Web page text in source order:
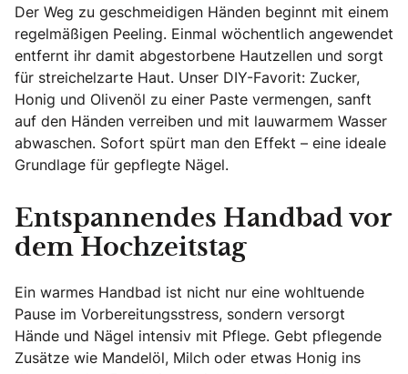
Der Weg zu geschmeidigen Händen beginnt mit einem
regelmäßigen Peeling. Einmal wöchentlich angewendet
entfernt ihr damit abgestorbene Hautzellen und sorgt
für streichelzarte Haut. Unser DIY-Favorit: Zucker,
Honig und Olivenöl zu einer Paste vermengen, sanft
auf den Händen verreiben und mit lauwarmem Wasser
abwaschen. Sofort spürt man den Effekt – eine ideale
Grundlage für gepflegte Nägel.
Entspannendes Handbad vor
dem Hochzeitstag
Ein warmes Handbad ist nicht nur eine wohltuende
Pause im Vorbereitungsstress, sondern versorgt
Hände und Nägel intensiv mit Pflege. Gebt pflegende
Zusätze wie Mandelöl, Milch oder etwas Honig ins